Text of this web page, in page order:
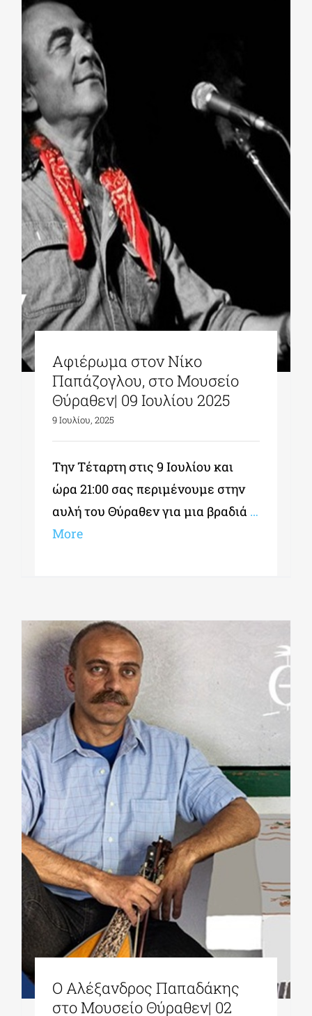
Αφιέρωμα στον Νίκο
Παπάζογλου, στο Μουσείο
Θύραθεν| 09 Ιουλίου 2025
9 Ιουλίου, 2025
Την Τέταρτη στις 9 Ιουλίου και
ώρα 21:00 σας περιμένουμε στην
αυλή του Θύραθεν για μια βραδιά …
More
Ο Αλέξανδρος Παπαδάκης
στο Μουσείο Θύραθεν| 02